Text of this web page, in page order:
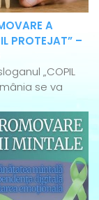
A
PROTEJAT” –
„COPIL
se va